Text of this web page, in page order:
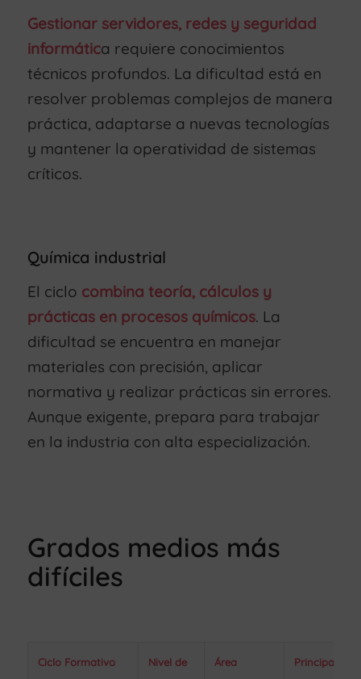
Gestionar servidores, redes y seguridad
informática requiere conocimientos
técnicos profundos. La dificultad está en
resolver problemas complejos de manera
práctica, adaptarse a nuevas tecnologías
y mantener la operatividad de sistemas
críticos.
Química industrial
El ciclo combina teoría, cálculos y
prácticas en procesos químicos. La
dificultad se encuentra en manejar
materiales con precisión, aplicar
normativa y realizar prácticas sin errores.
Aunque exigente, prepara para trabajar
en la industria con alta especialización.
Grados medios más
difíciles
Ciclo Formativo
Nivel de
Área
Principales